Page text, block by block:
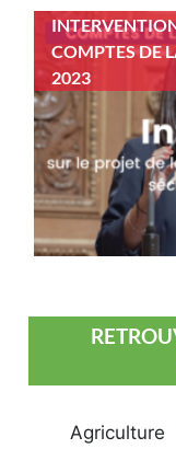
COMPTES DE
2023
Agriculture